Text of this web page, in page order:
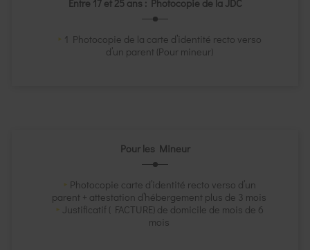
Entre 17 et 25 ans : Photocopie de la JDC
1 Photocopie de la carte d’identité recto verso
d’un parent (Pour mineur)
Pour les Mineur
Photocopie carte d’identité recto verso d’un
parent + attestation d’hébergement plus de 3 mois
Justificatif ( FACTURE) de domicile de mois de 6
mois